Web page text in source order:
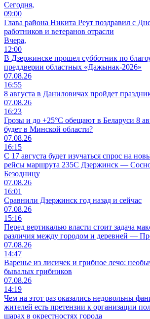
Сегодня,
09:00
Глава района Никита Реут поздравил с
работников и ветеранов отрасли
Вчера,
12:00
В Дзержинске прошел субботник по
преддверии областных «Дажынак-2026»
07.08.26
16:55
8 августа в Даниловичах пройдет
07.08.26
16:23
Грозы и до +25°С обещают в Беларуси 8
будет в Минской области?
07.08.26
16:15
С 17 августа будет изучаться спрос на
рейсы маршрута 235С Дзержинск —
Безодницу
07.08.26
16:01
Сравнили Дзержинск год назад и сейчас
07.08.26
15:16
Перед вертикалью власти стоит задача
различия между городом и деревней —
07.08.26
14:47
Варенье из лисичек и грибное лечо:
бывалых грибников
07.08.26
14:19
Чем на этот раз оказались недовольны
жителей есть претензии к организации
шарах в окрестностях города